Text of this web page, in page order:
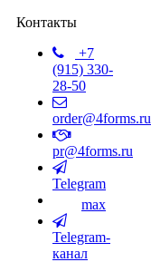
Контакты
+7
(915) 330-
28-50
order@4forms.ru
pr@4forms.ru
Telegram
max
Telegram-
канал